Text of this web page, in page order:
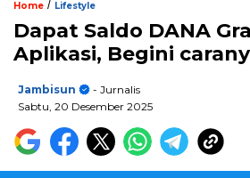
Home / Lifestyle
Dapat Saldo DANA
Aplikasi, Begini
Jambisun
- Jurnalis
Sabtu, 20 Desember 2025